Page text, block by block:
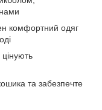
комфортний одяг
цінують
та забезпечте